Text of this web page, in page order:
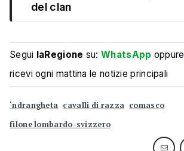
del clan
Segui laRegione su:WhatsApp oppure
ricevi ogni mattina le notizie principali
‘ndrangheta cavalli di razza comasco
filone lombardo-svizzero